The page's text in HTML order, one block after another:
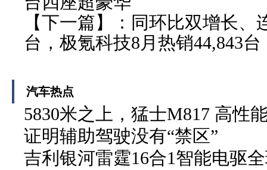
【下一篇】： 同环比双增长、
台，极氪科技8月热销44,843台
汽车热点
5830米之上，猛士M817 高性
证明辅助驾驶没有“禁区”
吉利银河雷霆16合1智能电驱